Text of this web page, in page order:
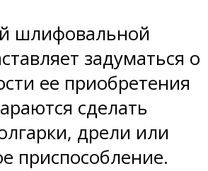
шлифовальной
задуматься о
ее приобретения
сделать
дрели или
приспособление.